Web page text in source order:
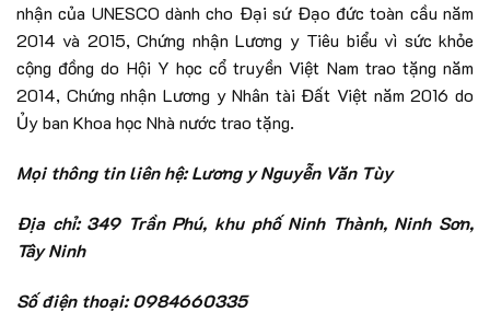
nhận của UNESCO dành cho Đại sứ Đạo đức toàn cầu năm
2014 và 2015, Chứng nhận Lương y Tiêu biểu vì sức khỏe
cộng đồng do Hội Y học cổ truyền Việt Nam trao tặng năm
2014, Chứng nhận Lương y Nhân tài Đất Việt năm 2016 do
Ủy ban Khoa học Nhà nước trao tặng.
Mọi thông tin liên hệ: Lương y Nguyễn Văn Tùy
Địa chỉ: 349 Trần Phú, khu phố Ninh Thành, Ninh Sơn,
Tây Ninh
Số điện thoại: 0984660335